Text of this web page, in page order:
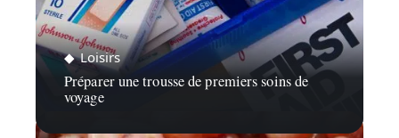
Loisirs
Préparer une trousse de premiers soins de
voyage